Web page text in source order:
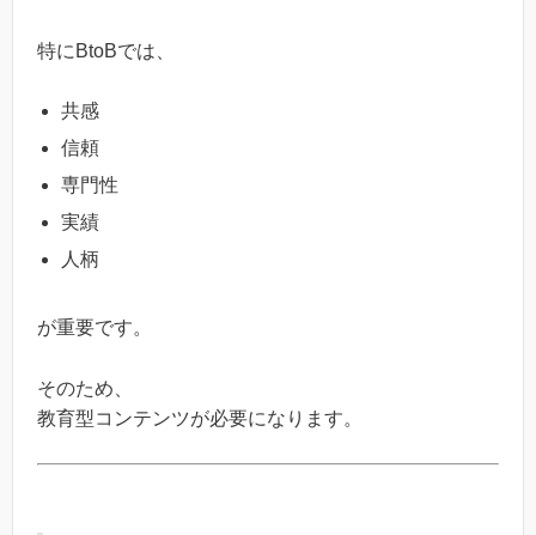
特にBtoBでは、
共感
信頼
専門性
実績
人柄
が重要です。
そのため、
教育型コンテンツが必要になります。